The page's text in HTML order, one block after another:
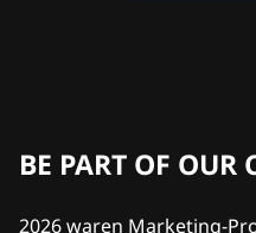
BE PART OF
2026 waren Marketing-